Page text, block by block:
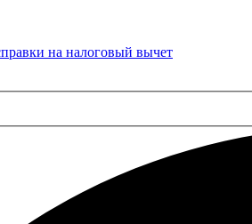
на налоговый вычет